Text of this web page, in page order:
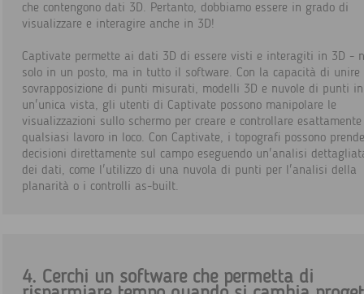
che contengono dati 3D. Pertanto, dobbiamo essere in grado di
visualizzare e interagire anche in 3D!
Captivate permette ai dati 3D di essere visti e interagiti in 3D -
solo in un posto, ma in tutto il software. Con la capacità di unire
sovrapposizione di punti misurati, modelli 3D e nuvole di punti in
un'unica vista, gli utenti di Captivate possono manipolare le
visualizzazioni sullo schermo per creare e controllare esattamente
qualsiasi lavoro in loco. Con Captivate, i topografi possono
decisioni direttamente sul campo eseguendo un'analisi
dei dati, come l'utilizzo di una nuvola di punti per l'analisi della
planarità o i controlli as-built.
4. Cerchi un software che permetta di